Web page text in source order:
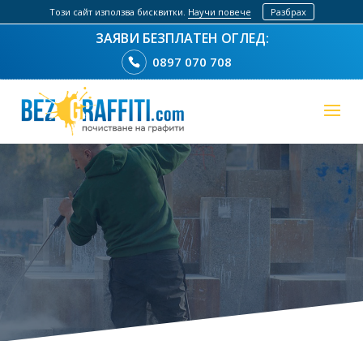
0897 070 708
Този сайт използва бисквитки. Научи повече Разбрах